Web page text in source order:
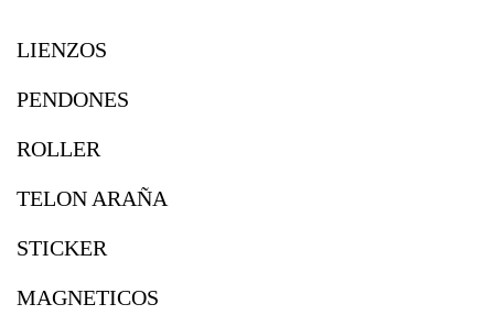
LIENZOS
PENDONES
ROLLER
TELON ARAÑA
STICKER
MAGNETICOS